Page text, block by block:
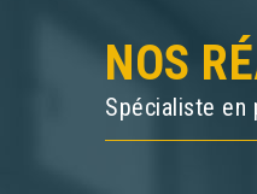
NOS
Spécialiste en